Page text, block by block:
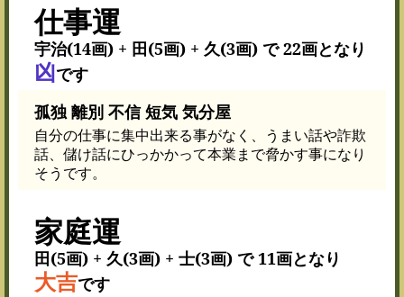
仕事運
宇治(14画) + 田(5画) + 久(3画) で 22画となり
凶です
孤独 離別 不信 短気 気分屋
自分の仕事に集中出来る事がなく、うまい話や詐欺
話、儲け話にひっかかって本業まで脅かす事になり
そうです。
家庭運
田(5画) + 久(3画) + 士(3画) で 11画となり
大吉です